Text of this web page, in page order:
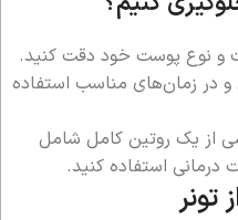
و نوع پوست خود دقت کنید.
و در زمان‌های مناسب استفاده
از یک روتین کامل شامل
استفاده کنید.
تونر